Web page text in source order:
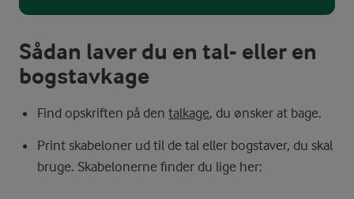
Sådan laver du en tal- eller en
bogstavkage
Find opskriften på dentalkage, du ønsker at bage.
Print skabeloner ud til de tal eller bogstaver, du skal
bruge. Skabelonerne finder du lige her: